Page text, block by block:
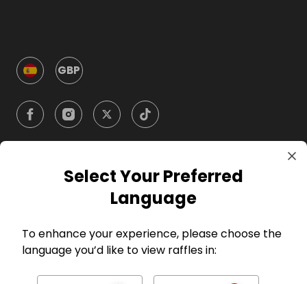
GBP
Compañía
Jugadores
Select Your Preferred
Language
To enhance your experience, please choose the
language you’d like to view raffles in: